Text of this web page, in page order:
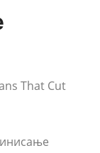
That Cut